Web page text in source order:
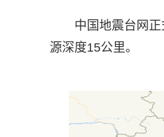
中国地震台网
源深度15公里。